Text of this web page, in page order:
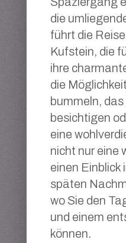
die
führt die
Kufstein, die
ihre
die
bummeln,
besichtigen
eine
nicht nur eine
einen Einblick
späten
wo Sie den
und einem
können.